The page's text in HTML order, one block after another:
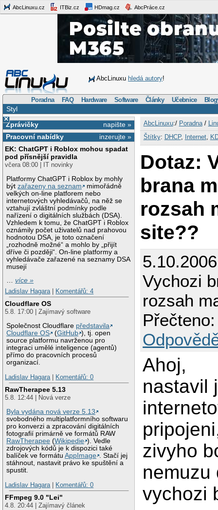
AbcLinuxu.cz ITBiz.cz HDmag.cz AbcPráce.cz
AbcLinuxu hledá autory!
Poradna FAQ Hardware Software Články Učebnice
Styl
×
napište »
Zprávičky
inzerujte »
Pracovní nabídky
EK: ChatGPT i Roblox mohou spadat
pod přísnější pravidla
včera 08:00 | IT novinky
Platformy ChatGPT i Roblox by mohly
býtzařazeny na seznam
mimořádně
velkých on-line platforem nebo
internetových vyhledávačů, na něž se
vztahují zvláštní podmínky podle
nařízení o digitálních službách (DSA).
Vzhledem k tomu, že ChatGPT i Roblox
oznámily počet uživatelů nad prahovou
hodnotou DSA, je toto označení
„rozhodně možné“ a mohlo by „přijít
dříve či později“. On-line platformy a
vyhledávače zařazené na seznamy DSA
musejí
…více »
Ladislav Hagara
Komentářů: 4
Cloudflare OS
5.8. 17:00 | Zajímavý software
Společnost Cloudflare představila
Cloudflare OS
(GitHub ), tj. open
source platformu navrženou pro
integraci umělé inteligence (agentů)
přímo do pracovních procesů
organizací.
Ladislav Hagara
Komentářů: 0
RawTherapee 5.13
5.8. 12:44 | Nová verze
Byla vydána nová verze 5.13
svobodného multiplatformního softwaru
pro konverzi a zpracování digitálních
fotografií primárně ve formátů RAW
RawTherapee (Wikipedie ). Vedle
zdrojových kódů je k dispozici také
balíček ve formátuAppImage . Stačí jej
stáhnout, nastavit právo ke spuštění a
spustit.
Ladislav Hagara
Komentářů: 0
FFmpeg 9.0 "Lei"
4.8. 20:44 | Zajímavý článek
AbcLinuxu:/ Poradna/
Štítky: DHCP, Internet,
Dotaz:
brana
rozsah
site??
Vychozi
rozsah
Ahoj,
nastavil
zivyho
nemuzu
vychozi